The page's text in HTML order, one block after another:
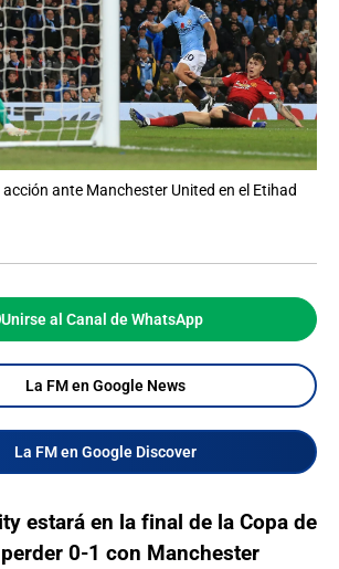
acción ante Manchester United en el Etihad
Unirse al Canal de WhatsApp
La FM en Google News
La FM en Google Discover
estará en la final de la Copa de
0-1 con Manchester